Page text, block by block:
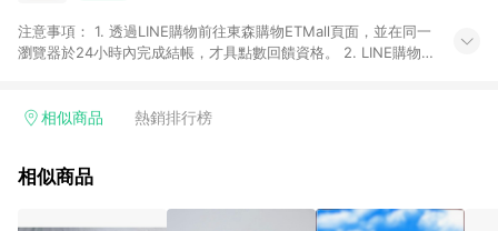
注意事項： 1. 透過LINE購物前往東森購物ETMall頁面，並在同一
瀏覽器於24小時內完成結帳，才具點數回饋資格。 2. LINE購物
單，皆不在點數回饋範圍內。 3. 如購買以下類別商品，將無法獲
球嚴選、商城、專案商品、「草莓網」全館商品。 4. 如取消訂
回饋。 5. 點數回饋會扣除所有折扣優惠後之最終發票金額計算，
相似商品 熱銷排行榜
相似商品